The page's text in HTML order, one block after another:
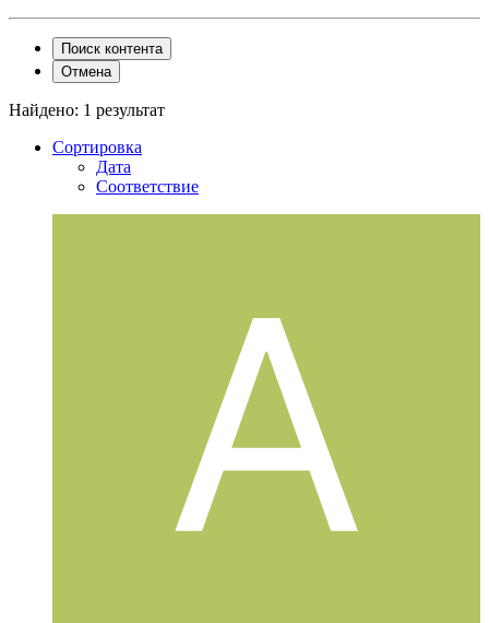
Поиск контента
Отмена
Найдено: 1 результат
Сортировка
Дата
Соответствие